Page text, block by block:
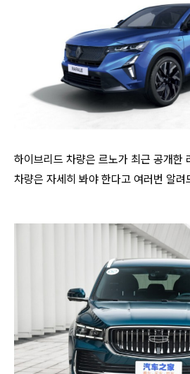
하이브리드 차량은 르노가 최근 공개한
차량은 자세히 봐야 한다고 여러번 알려